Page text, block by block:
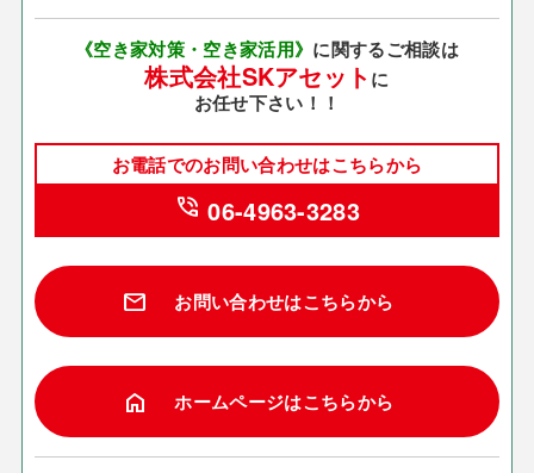
《空き家対策・空き家活用》 に関するご相談は
株式会社SKアセットに
お任せ下さい！！
お電話でのお問い合わせはこちらから
phone_in_talk 06-4963-3283
mail お問い合わせはこちらから
home ホームページはこちらから